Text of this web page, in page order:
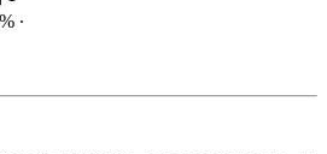
% ∙